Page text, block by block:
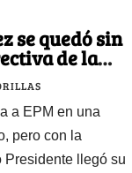
se quedó sin
de la
a EPM en una
pero con la
llegó su